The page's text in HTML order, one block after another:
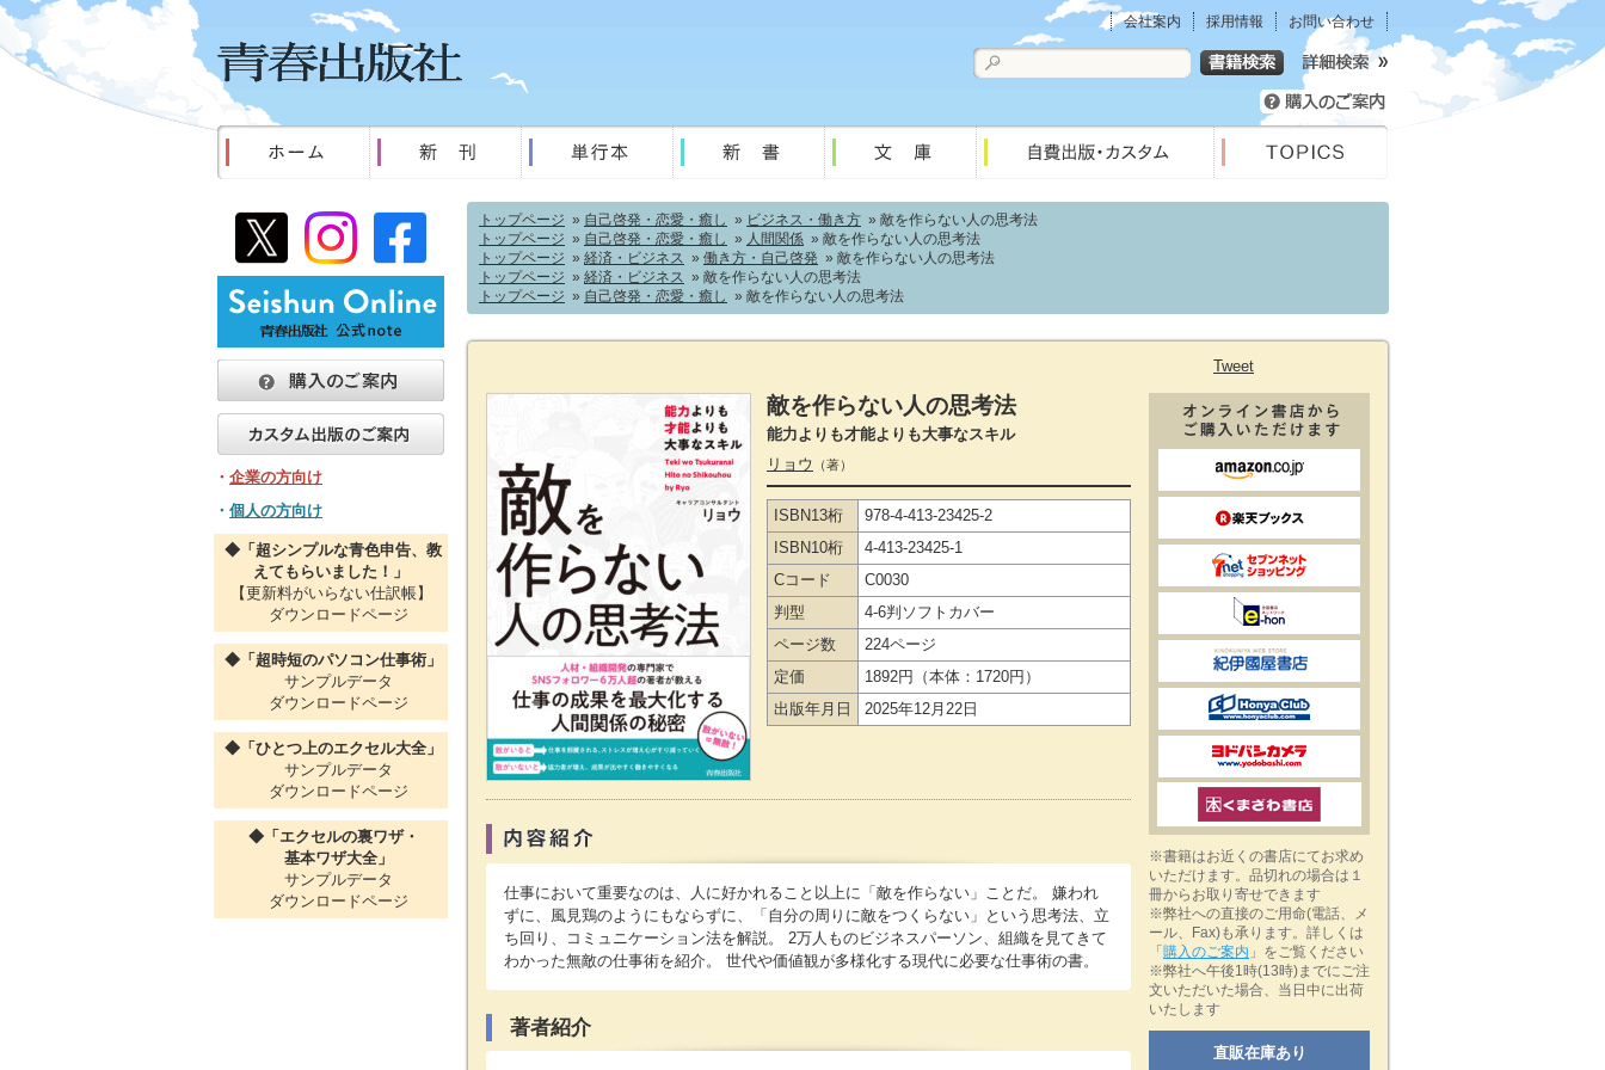
会社案内 採用情報 お問い合わせ
トップページ » 自己啓発・恋愛・癒し » ビジネス・働き方 » 敵を作らない人の思考法
トップページ » 自己啓発・恋愛・癒し » 人間関係 » 敵を作らない人の思考法
トップページ » 経済・ビジネス » 働き方・自己啓発 » 敵を作らない人の思考法
トップページ » 経済・ビジネス » 敵を作らない人の思考法
トップページ » 自己啓発・恋愛・癒し » 敵を作らない人の思考法
Tweet
敵を作らない人の思考法
能力よりも才能よりも大事なスキル
リョウ （著）
ISBN13桁
978-4-413-23425-2
ISBN10桁
4-413-23425-1
Cコード
C0030
判型
4-6判ソフトカバー
ページ数
224ページ
定価
1892円
（本体：1720円）
出版年月日
2025年12月22日
仕事において重要なのは、人に好かれること以上に「敵を作らない」ことだ。 嫌われ
ずに、風見鶏のようにもならずに、「自分の周りに敵をつくらない」という思考法、立
ち回り、コミュニケーション法を解説。 2万人ものビジネスパーソン、組織を見てきて
わかった無敵の仕事術を紹介。 世代や価値観が多様化する現代に必要な仕事術の書。
著者紹介
※書籍はお近くの書店にてお求め
いただけます。品切れの場合は１
冊からお取り寄せできます
※弊社への直接のご用命(電話、メ
ール、Fax)も承ります。詳しくは
「 購入のご案内 」をご覧ください
※弊社へ午後1時(13時)までにご注
文いただいた場合、当日中に出荷
いたします
直販在庫あり
・ 企業の方向け
・ 個人の方向け
◆「超シンプルな青色申告、教
えてもらいました！」
【更新料がいらない仕訳帳】
ダウンロードページ
◆「超時短のパソコン仕事術」
サンプルデータ
ダウンロードページ
◆「ひとつ上のエクセル大全」
サンプルデータ
ダウンロードページ
◆「エクセルの裏ワザ・
基本ワザ大全」
サンプルデータ
ダウンロードページ